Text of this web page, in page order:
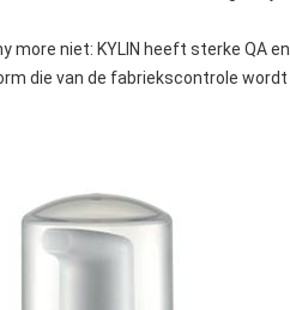
more niet: KYLIN heeft sterke QA
die van de fabriekscontrole wordt